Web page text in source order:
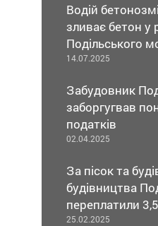
Водій
зливає бетон у
Подільського
14.07.2025
Забудовник
заборгугвав
податків
02.04.2025
За пісок та
будівництва
переплатили
25.02.2025